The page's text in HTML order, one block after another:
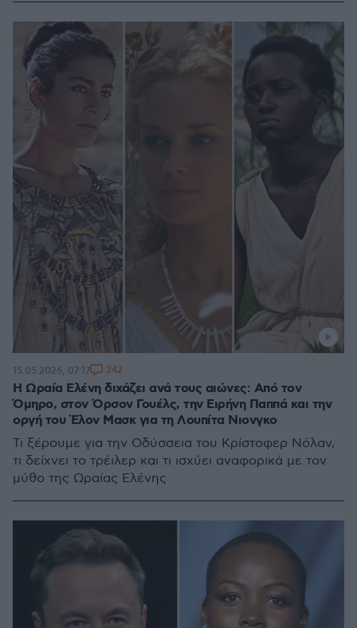
Η Ωραία Ελένη διχάζει ανά τους αιώνες: Από τον
Όμηρο, στον Όρσον Γουέλς, την Ειρήνη Παππά και την
οργή του Έλον Μασκ για τη Λουπίτα Νιονγκο
Τι ξέρουμε για την Οδύσσεια του Κρίστοφερ Νόλαν,
τι δείχνει το τρέιλερ και τι ισχύει αναφορικά με τον
μύθο της Ωραίας Ελένης
15.05.2026, 07:17 242